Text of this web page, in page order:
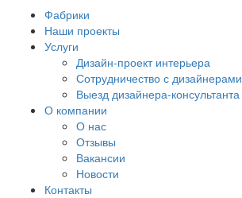
Фабрики
Наши проекты
Услуги
Дизайн-проект интерьера
Сотрудничество с дизайнерами
Выезд дизайнера-консультанта
О компании
О нас
Отзывы
Вакансии
Новости
Контакты